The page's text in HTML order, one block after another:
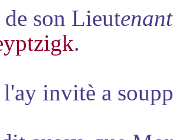
de son Lieutenant
.
l'ay invitè a